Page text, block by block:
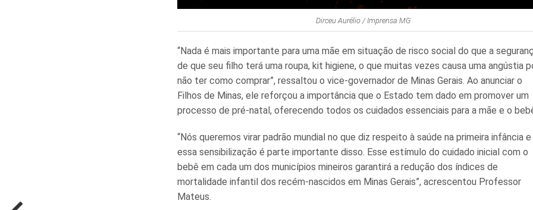
Dirceu Aurélio / Imprensa MG
“Nada é mais importante para uma mãe em situação de risco social do que a
de que seu filho terá uma roupa, kit higiene, o que muitas vezes causa uma angústia
não ter como comprar”, ressaltou o vice-governador de Minas Gerais. Ao anunciar o
Filhos de Minas, ele reforçou a importância que o Estado tem dado em promover um
processo de pré-natal, oferecendo todos os cuidados essenciais para a mãe e o
“Nós queremos virar padrão mundial no que diz respeito à saúde na primeira infância e
essa sensibilização é parte importante disso. Esse estímulo do cuidado inicial com o
bebê em cada um dos municípios mineiros garantirá a redução dos índices de
mortalidade infantil dos recém-nascidos em Minas Gerais”, acrescentou Professor
Mateus.